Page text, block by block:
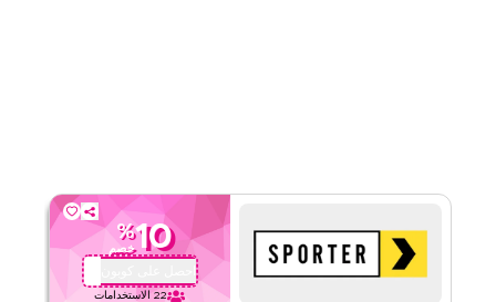
10
%
خصم
احصل على كوبون
22 الاستخدامات